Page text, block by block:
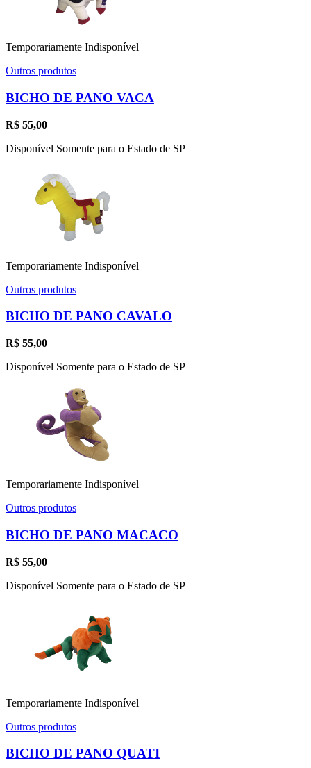
Temporariamente Indisponível
Outros produtos
BICHO DE PANO VACA
R$ 55,00
Disponível Somente para o Estado de SP
Temporariamente Indisponível
Outros produtos
BICHO DE PANO CAVALO
R$ 55,00
Disponível Somente para o Estado de SP
Temporariamente Indisponível
Outros produtos
BICHO DE PANO MACACO
R$ 55,00
Disponível Somente para o Estado de SP
Temporariamente Indisponível
Outros produtos
BICHO DE PANO QUATI